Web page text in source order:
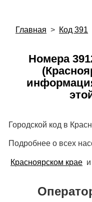
Главная > Код 391
Номера
Городской код в
Подробнее о всех
Красноярском крае